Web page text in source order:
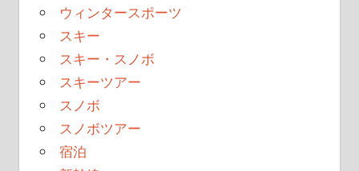
ウィンタースポーツ
スキー
スキー・スノボ
スキーツアー
スノボ
スノボツアー
宿泊